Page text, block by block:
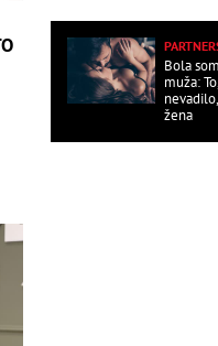
Bola
muža:
žena